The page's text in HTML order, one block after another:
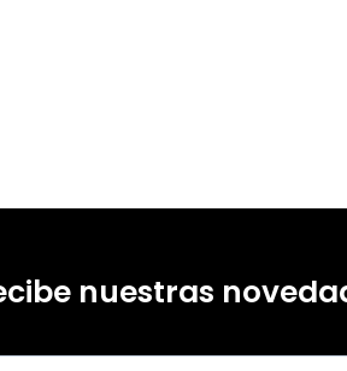
nuestras